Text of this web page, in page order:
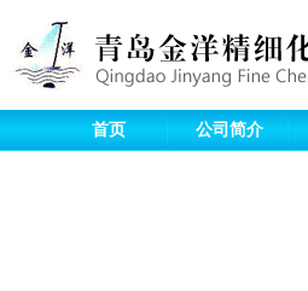
首页 公司简介